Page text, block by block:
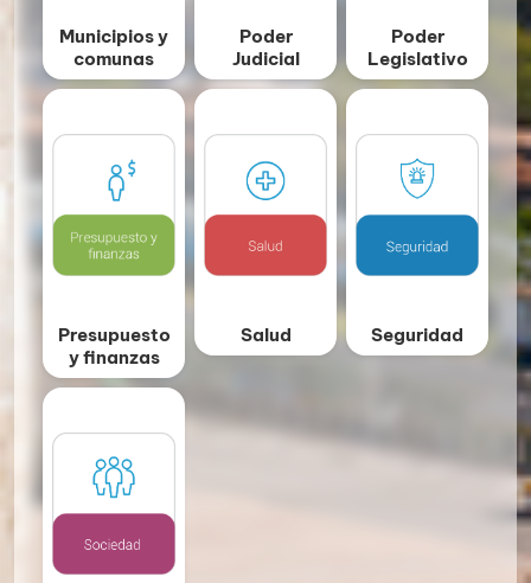
Municipios y
comunas
Poder
Judicial
Poder
Legislativo
Presupuesto
y finanzas
Salud Seguridad